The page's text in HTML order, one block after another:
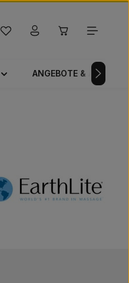
Du hast 0 Produkte auf dem
ANGEBOTE &